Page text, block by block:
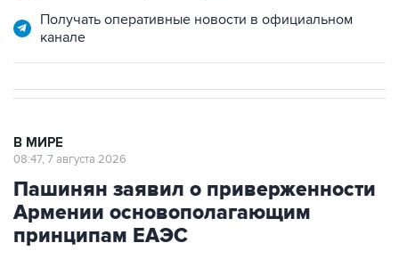
Получать оперативные новости в официальном
канале
В МИРЕ
08:47, 7 августа 2026
Пашинян заявил о приверженности
Армении основополагающим
принципам ЕАЭС